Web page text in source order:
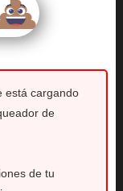
está cargando
de
de tu